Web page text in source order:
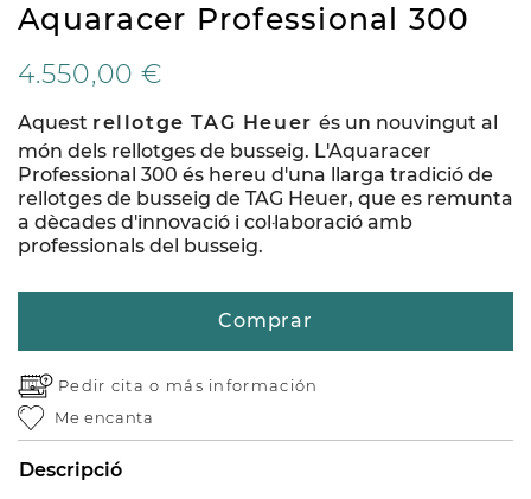
Aquaracer Professional 300
4.550,00 €
Aquest rellotge TAG Heuerés un nouvingut al
món dels rellotges de busseig. L'Aquaracer
Professional 300 és hereu d'una llarga tradició de
rellotges de busseig de TAG Heuer, que es remunta
a dècades d'innovació i col·laboració amb
professionals del busseig.
Comprar
Pedir cita o más información
Me encanta
Descripció